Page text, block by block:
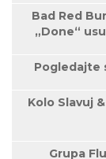
Bad Red
„Done“
Pogledajte
Kolo Slavuj
Grupa